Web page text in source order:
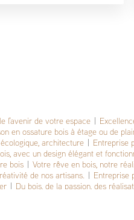
l'avenir de votre espace|
en ossature bois à étage ou de
architecture| Entreprise
avec un design élégant et
bois
Votre rêve en bois, notre
de nos artisans.| Entreprise
Du bois, de la passion, des